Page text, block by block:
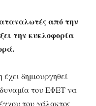
από την
την κυκλοφορία
δημιουργηθεί
του ΕΦΕΤ να
του γάλακτος